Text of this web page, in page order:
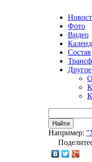
Фото
Видео
Состав
Другое
Найти
Например: